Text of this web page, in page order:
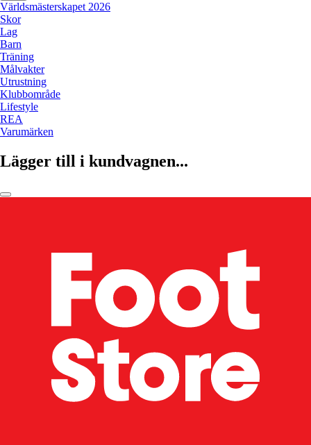
Världsmästerskapet 2026
Skor
Lag
Barn
Träning
Målvakter
Utrustning
Klubbområde
Lifestyle
REA
Varumärken
Lägger till i kundvagnen...